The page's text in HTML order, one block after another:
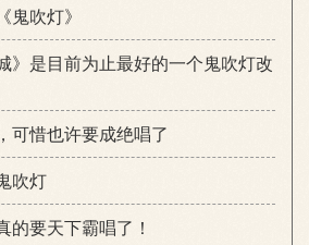
吹灯》
》是目前为止最好的一个鬼吹灯改
可惜也许要成绝唱了
吹灯
的要天下霸唱了！